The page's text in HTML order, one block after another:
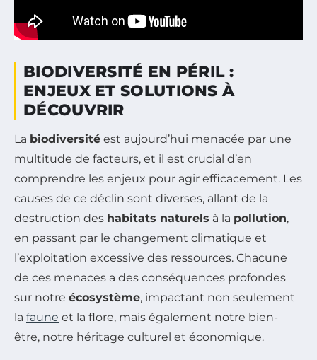
BIODIVERSITÉ EN PÉRIL :
ENJEUX ET SOLUTIONS À
DÉCOUVRIR
La biodiversité est aujourd’hui menacée par une
multitude de facteurs, et il est crucial d’en
comprendre les enjeux pour agir efficacement. Les
causes de ce déclin sont diverses, allant de la
destruction des habitats naturels à la pollution,
en passant par le changement climatique et
l’exploitation excessive des ressources. Chacune
de ces menaces a des conséquences profondes
sur notre écosystème, impactant non seulement
la faune et la flore, mais également notre bien-
être, notre héritage culturel et économique.